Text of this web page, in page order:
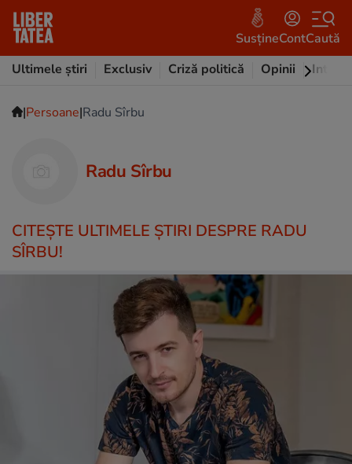
SusțineContCaută
Ultimele știri
Exclusiv Criză politică Opinii
|Persoane|Radu Sîrbu
Radu Sîrbu
CITEŞTE ULTIMELE ŞTIRI DESPRE RADU
SÎRBU!